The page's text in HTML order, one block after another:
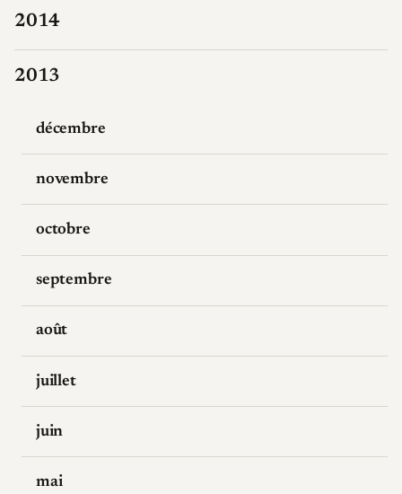
2014
2013
décembre
novembre
octobre
septembre
août
juillet
juin
mai